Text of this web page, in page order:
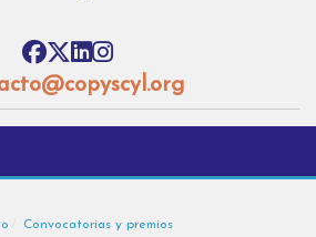
Convocatorias y premios